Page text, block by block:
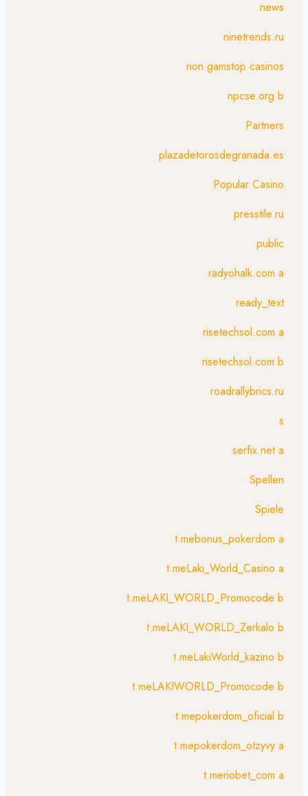
news
ninetrends.ru
non gamstop casinos
npcse.org b
Partners
plazadetorosdegranada.es
Popular Casino
presstile.ru
public
radyohalk.com a
ready_text
risetechsol.com a
risetechsol.com b
roadrallybrics.ru
s
serfix.net a
Spellen
Spiele
t.mebonus_pokerdom a
t.meLaki_World_Casino a
t.meLAKI_WORLD_Promocode b
t.meLAKI_WORLD_Zerkalo b
t.meLakiWorld_kazino b
t.meLAKIWORLD_Promocode b
t.mepokerdom_oficial b
t.mepokerdom_otzyvy a
t.meriobet_com a